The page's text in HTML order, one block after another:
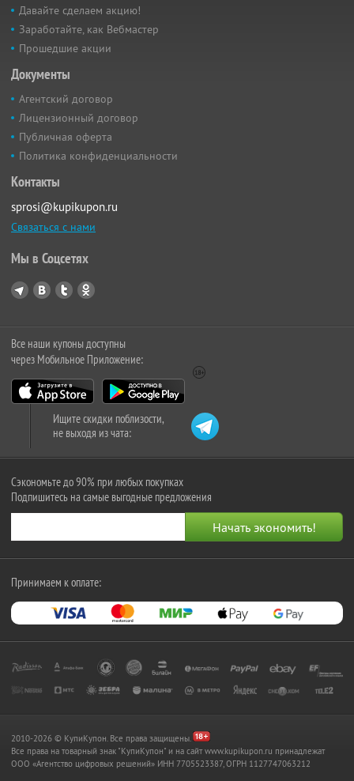
Давайте сделаем акцию!
Заработайте, как Вебмастер
Прошедшие акции
Документы
Агентский договор
Лицензионный договор
Публичная оферта
Политика конфиденциальности
Контакты
sprosi@kupikupon.ru
Связаться с нами
Мы в Соцсетях
Все наши купоны доступны
через Мобильное Приложение:
Ищите скидки поблизости,
не выходя из чата:
Сэкономьте до 90% при любых покупках
Подпишитесь на самые выгодные предложения
Принимаем к оплате:
2010-2026 © КупиКупон. Все права защищены.
Все права на товарный знак "КупиКупон" и на сайт www.kupikupon.ru принадлежат
OOO «Агентство цифровых решений» ИНН 7705523387, ОГРН 1127747063212